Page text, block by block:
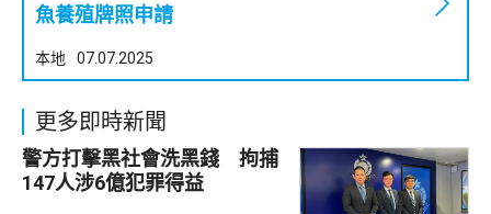
魚養殖牌照申請
本地 07.07.2025
更多即時新聞
警方打擊黑社會洗黑錢 拘捕
147人涉6億犯罪得益